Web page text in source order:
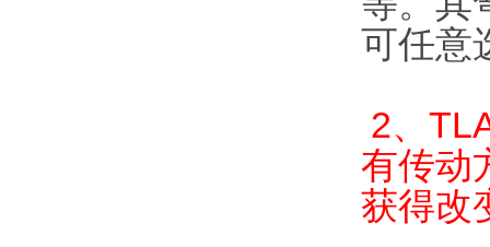
可任意
2、
有传动
获得改